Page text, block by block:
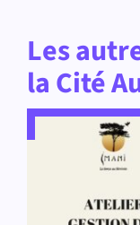
Les
la Cité